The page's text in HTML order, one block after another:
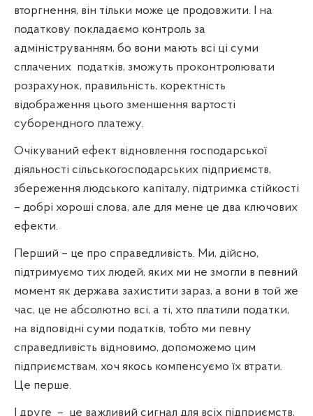
вторгнення, він тільки може це продовжити. І на
податкову покладаємо контроль за
адмініструванням, бо вони мають всі ці суми
сплачених податків, зможуть проконтролювати
розрахунок, правильність, коректність
відображення цього зменшення вартості
суборендного платежу.
Очікуваний ефект відновлення господарської
діяльності сільськогосподарських підприємств,
збереження людського капіталу, підтримка стійкості
– добрі хороші слова, але для мене це два ключових
ефекти.
Перший – це про справедливість. Ми, дійсно,
підтримуємо тих людей, яких ми не змогли в певний
момент як держава захистити зараз, а вони в той же
час, це не абсолютно всі, а ті, хто платили податки,
на відповідні суми податків, тобто ми певну
справедливість відновимо, допоможемо цим
підприємствам, хоч якось компенсуємо їх втрати.
Це перше.
І друге – це важливий сигнал для всіх підприємств,